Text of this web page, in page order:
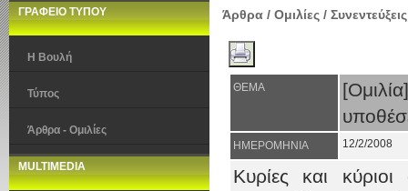
ΓΡΑΦΕΙΟ ΤΥΠΟΥ
Η Βουλή
Τύπος
Άρθρα - Ομιλίες
MULTIMEDIA
Άρθρα / Ομιλίες / Συνεντεύξεις
ΘΕΜΑ
ΗΜΕΡΟΜΗΝΙΑ 12/2/2008
Κυρίες και